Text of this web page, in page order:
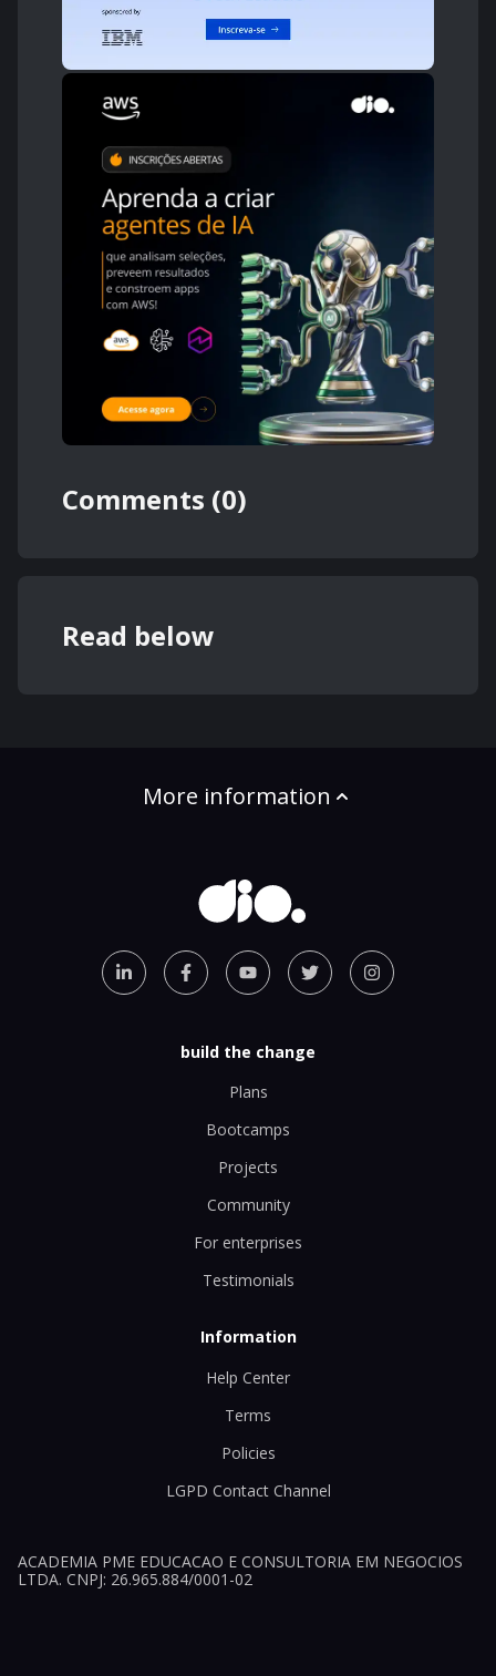
Comments (0)
Read below
More information
build the change
Plans
Bootcamps
Projects
Community
For enterprises
Testimonials
Information
Help Center
Terms
Policies
LGPD Contact Channel
ACADEMIA PME EDUCACAO E CONSULTORIA EM NEGOCIOS
LTDA. CNPJ: 26.965.884/0001-02